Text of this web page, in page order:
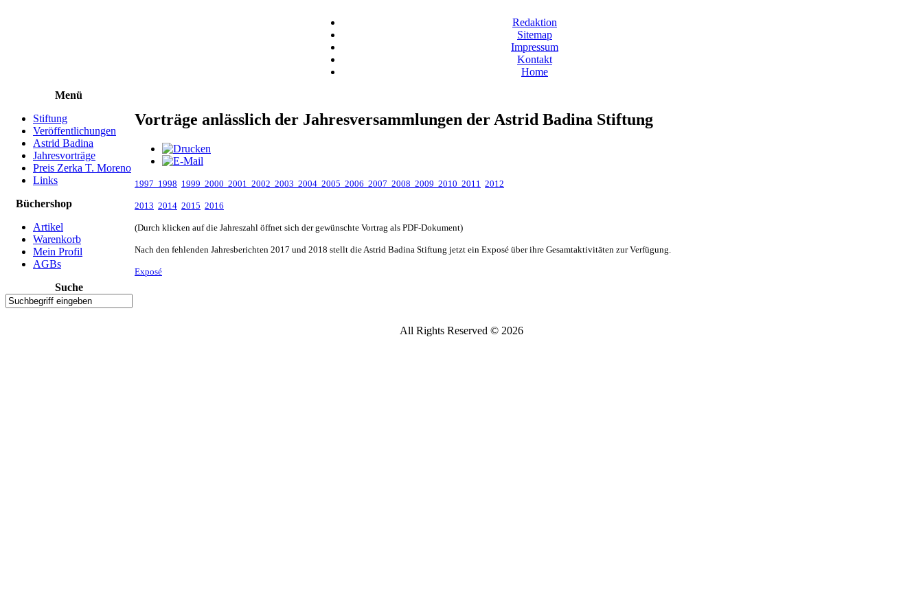
Redaktion
Sitemap
Impressum
Kontakt
Home
Menü
Stiftung
Veröffentlichungen
Astrid Badina
Jahresvorträge
Preis Zerka T. Moreno
Links
Büchershop
Artikel
Warenkorb
Mein Profil
AGBs
Suche
Vorträge anlässlich der Jahresversammlungen der Astrid Badina Stiftung
1997 1998 1999 2000 2001 2002 2003 2004 2005 2006 2007 2008 2009 2010 2011 2012
2013 2014 2015 2016
(Durch klicken auf die Jahreszahl öffnet sich der gewünschte Vortrag als PDF-Dokument)
Nach den fehlenden Jahresberichten 2017 und 2018 stellt die Astrid Badina Stiftung jetzt ein Exposé über ihre Gesamtaktivitäten zur Verfügung.
Exposé
All Rights Reserved © 2026